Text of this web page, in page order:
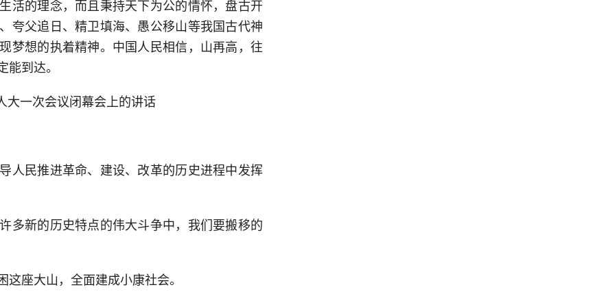
活的理念，而且秉持天下为公的情怀，盘古开
夸父追日、精卫填海、愚公移山等我国古代神
梦想的执着精神。中国人民相信，山再高，往
到达。
一次会议闭幕会上的讲话
人民推进革命、建设、改革的历史进程中发挥
多新的历史特点的伟大斗争中，我们要搬移的
座大山，全面建成小康社会。